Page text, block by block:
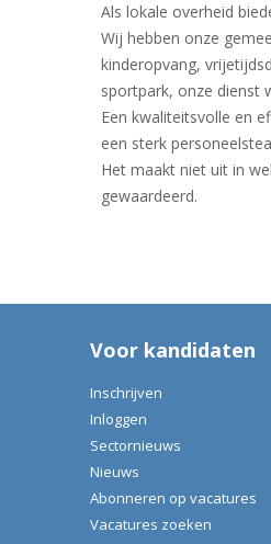
Als lokale overheid
Wij hebben onze
kinderopvang,
sportpark, onze dienst
Een kwaliteitsvolle en
een sterk
Het maakt niet uit in
gewaardeerd.
Voor kandidaten
Inschrijven
Inloggen
Sectornieuws
Nieuws
Abonneren op vacatures
Vacatures zoeken